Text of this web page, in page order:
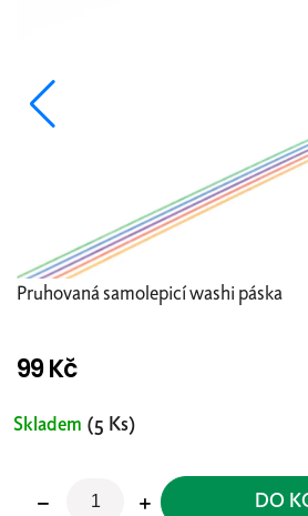
Pruhovaná samolepicí washi páska
99 Kč
Měrná
Skladem (5 Ks)
DO